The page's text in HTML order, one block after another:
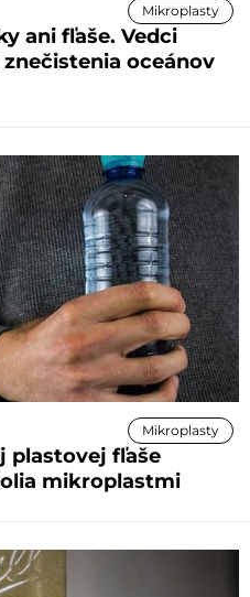
Mikroplasty
ani fľaše. Vedci
oceánov
Mikroplasty
plastovej fľaše
mikroplastmi